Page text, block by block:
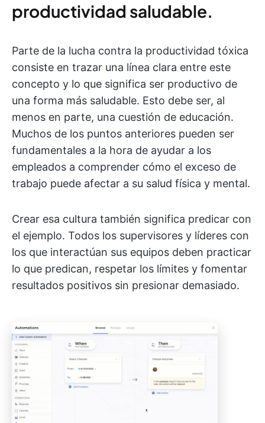
productividad saludable.
Parte de la lucha contra la productividad tóxica
consiste en trazar una línea clara entre este
concepto y lo que significa ser productivo de
una forma más saludable. Esto debe ser, al
menos en parte, una cuestión de educación.
Muchos de los puntos anteriores pueden ser
fundamentales a la hora de ayudar a los
empleados a comprender cómo el exceso de
trabajo puede afectar a su salud física y mental.
Crear esa cultura también significa predicar con
el ejemplo. Todos los supervisores y líderes con
los que interactúan sus equipos deben practicar
lo que predican, respetar los límites y fomentar
resultados positivos sin presionar demasiado.